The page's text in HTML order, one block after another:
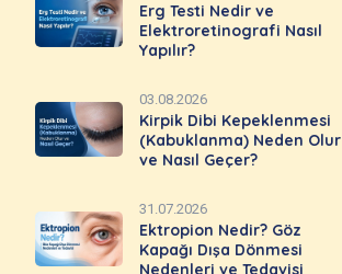
Erg Testi Nedir ve
Elektroretinografi Nasıl
Yapılır?
03.08.2026
Kirpik Dibi Kepeklenmesi
(Kabuklanma) Neden Olur
ve Nasıl Geçer?
31.07.2026
Ektropion Nedir? Göz
Kapağı Dışa Dönmesi
Nedenleri ve Tedavisi